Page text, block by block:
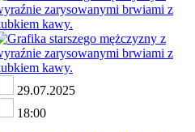
29.07.2025
18:00